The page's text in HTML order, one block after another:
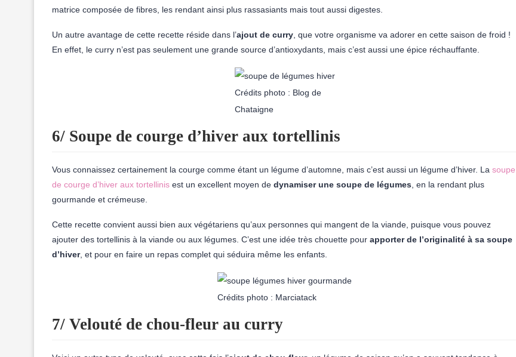
matrice composée de fibres, les rendant ainsi plus rassasiants mais tout aussi digestes.
Un autre avantage de cette recette réside dans l’ajout de curry , que votre organisme va adorer en cette saison de froid !
En effet, le curry n’est pas seulement une grande source d’antioxydants, mais c’est aussi une épice réchauffante.
Crédits photo : Blog de
Chataigne
6/ Soupe de courge d’hiver aux tortellinis
Vous connaissez certainement la courge comme étant un légume d’automne, mais c’est aussi un légume d’hiver. La soupe
de courge d’hiver aux tortellinis est un excellent moyen de dynamiser une soupe de légumes , en la rendant plus
gourmande et crémeuse.
Cette recette convient aussi bien aux végétariens qu’aux personnes qui mangent de la viande, puisque vous pouvez
ajouter des tortellinis à la viande ou aux légumes. C’est une idée très chouette pour apporter de l’originalité à sa soupe
d’hiver, et pour en faire un repas complet qui séduira même les enfants.
Crédits photo : Marciatack
7/ Velouté de chou-fleur au curry